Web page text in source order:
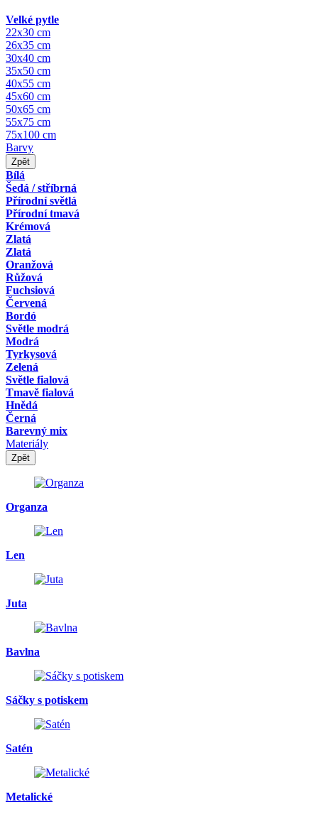
Velké pytle
22x30 cm
26x35 cm
30x40 cm
35x50 cm
40x55 cm
45x60 cm
50x65 cm
55x75 cm
75x100 cm
Barvy
Zpět
Bílá
Šedá / stříbrná
Přírodní světlá
Přírodní tmavá
Krémová
Zlatá
Zlatá
Oranžová
Růžová
Fuchsiová
Červená
Bordó
Světle modrá
Modrá
Tyrkysová
Zelená
Světle fialová
Tmavě fialová
Hnědá
Černá
Barevný mix
Materiály
Zpět
Organza
Len
Juta
Bavlna
Sáčky s potiskem
Satén
Metalické